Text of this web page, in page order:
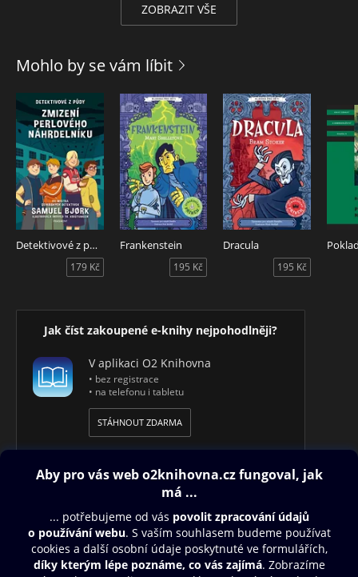
ZOBRAZIT VŠE
Mohlo by se vám líbit
Detektivové z půdy - Zmizení perlového náhrdelníku
179 Kč
Frankenstein
195 Kč
Dracula
195 Kč
Jak číst zakoupené e-knihy nejpohodlněji?
V aplikaci O2 Knihovna
• bez registrace
• na telefonu i tabletu
STÁHNOUT ZDARMA
Obsah ke stažení
Moje O2 Knihovna